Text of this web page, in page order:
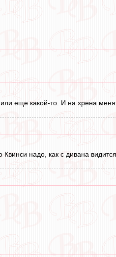
еще какой-то. И на хрена
надо, как с дивана видится